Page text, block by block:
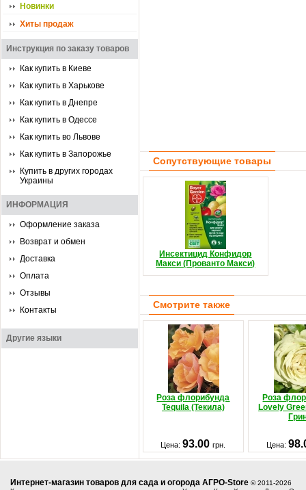
Новинки
Хиты продаж
Инструкция по заказу товаров
Как купить в Киеве
Как купить в Харькове
Как купить в Днепре
Как купить в Одессе
Как купить во Львове
Как купить в Запорожье
Купить в других городах
Украины
ИНФОРМАЦИЯ
Оформление заказа
Возврат и обмен
Доставка
Оплата
Отзывы
Контакты
Другие языки
Сопутствующие товары
Инсектицид Конфидор
Макси (Прованто Макси)
Смотрите также
Роза флорибунда
Tequila (Текила)
Роза
Lovely
Цена:93.00грн. Цена:
Интернет-магазин товаров для сада и огорода АГРО-Store © 2011-2026